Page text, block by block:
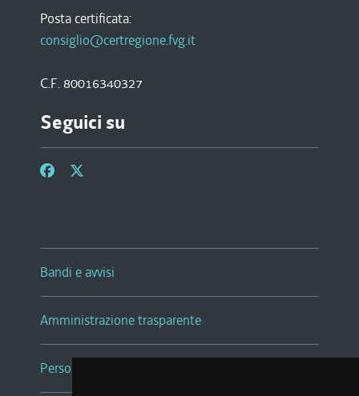
Posta certificata:
consiglio@certregione.fvg.it
C.F. 80016340327
Seguici su
Bandi e avvisi
Amministrazione trasparente
Persone e Uffici